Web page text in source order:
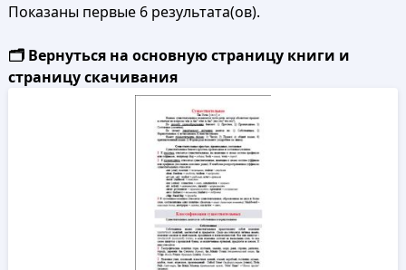
Показаны первые 6 результата(ов).
🗂️ Вернуться на основную страницу книги и
страницу скачивания